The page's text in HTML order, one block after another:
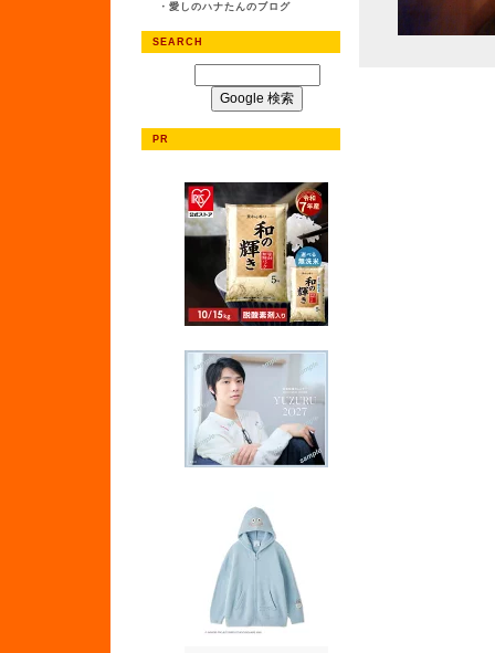
・ 愛しのハナたんのブログ
SEARCH
PR